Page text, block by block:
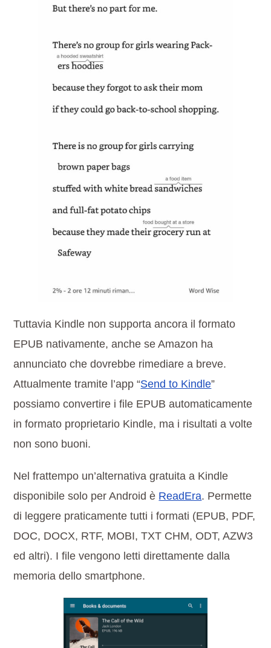
Tuttavia Kindle non supporta ancora il formato
EPUB nativamente, anche se Amazon ha
annunciato che dovrebbe rimediare a breve.
Attualmente tramite l’app “Send to Kindle”
possiamo convertire i file EPUB automaticamente
in formato proprietario Kindle, ma i risultati a volte
non sono buoni.
Nel frattempo un’alternativa gratuita a Kindle
disponibile solo per Android è ReadEra. Permette
di leggere praticamente tutti i formati (EPUB, PDF,
DOC, DOCX, RTF, MOBI, TXT CHM, ODT, AZW3
ed altri). I file vengono letti direttamente dalla
memoria dello smartphone.